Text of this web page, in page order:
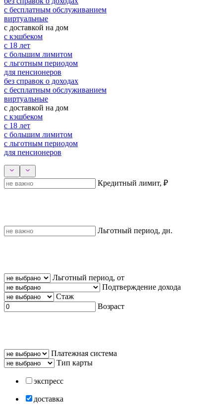
с бесплатным обслуживанием
виртуальные
с доставкой на дом
с кэшбеком
с 18 лет
с большим лимитом
с льготным периодом
для пенсионеров
без справок о доходах
с бесплатным обслуживанием
виртуальные
с доставкой на дом
с кэшбеком
с 18 лет
с большим лимитом
с льготным периодом
для пенсионеров
Кредитный лимит, ₽
Льготный период, дн.
Льготный период, от
Подтверждение дохода
Стаж
Возраст
Платежная система
Тип карты
экспресс
доставка